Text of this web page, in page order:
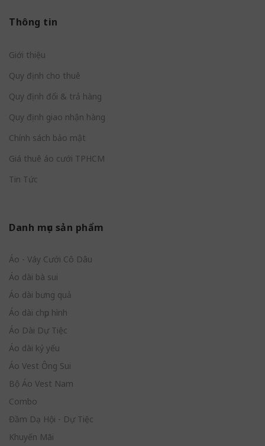
Thông tin
Giới thiệu
Quy định cho thuê
Quy định đổi & trả hàng
Quy định giao nhận hàng
Chính sách bảo mật
Giá thuê áo cưới TPHCM
Tin Tức
Danh mục sản phẩm
Áo - Váy Cưới Cô Dâu
Áo dài bà sui
Áo dài bưng quả
Áo dài chụp hình
Áo Dài Dự Tiệc
Áo dài kỷ yếu
Áo Vest Ông Sui
Bộ Áo Vest Nam
Combo
Đầm Dạ Hội - Dự Tiệc
Khuyến Mãi